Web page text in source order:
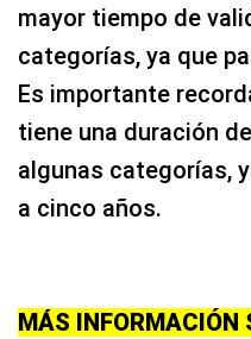
mayor tiempo de
categorías, ya que
Es importante
tiene una duración
algunas categorías,
a cinco años.
MÁS INFORMACIÓN